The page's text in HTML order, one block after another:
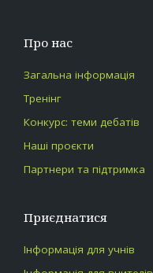
Про нас
Загальна інформація
Тренінг
Конкурс: теми дебатів
Наші проєкти
Партнери та підтримка
Приєднатися
Інформація для учнів